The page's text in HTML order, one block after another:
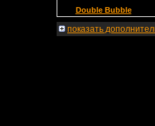
Double Bubble
показать